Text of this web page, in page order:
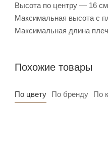
Высота по центру — 16 см
Максимальная высота с
Максимальная длина
Похожие товары
По цвету По бренду По